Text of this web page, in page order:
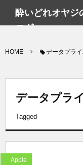
酔いどれオヤジ
ログwp
HOME データプラ
データプラ
Tagged
Apple